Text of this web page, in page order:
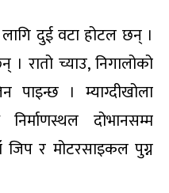
दुई वटा होटल छन् ।
रातो च्याउ, निगालोको
पाइन्छ । म्याग्दीखोला
दोभानसम्म
जिप र मोटरसाइकल पुग्न